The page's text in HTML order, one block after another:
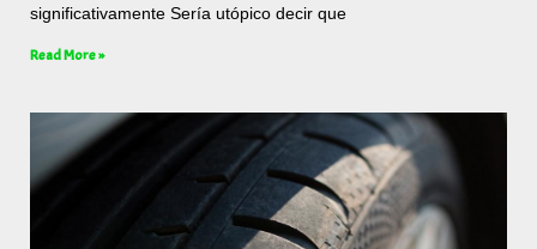
significativamente Sería utópico decir que
Read More »